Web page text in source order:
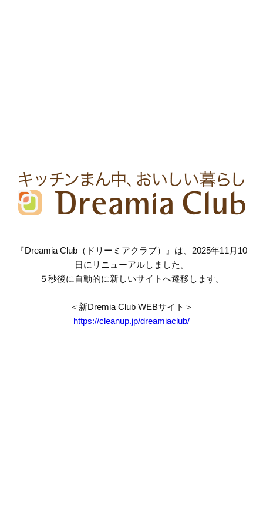
『Dreamia Club（ドリーミアクラブ）』は、2025年11月10
日にリニューアルしました。
５秒後に自動的に新しいサイトへ遷移します。
＜新Dremia Club WEBサイト＞
https://cleanup.jp/dreamiaclub/